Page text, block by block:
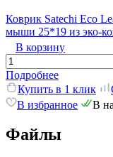
Коврик Satechi Eco
мыши 25*19 из эко-
В корзину
Подробнее
Купить в 1 клик
В избранное
В
Файлы